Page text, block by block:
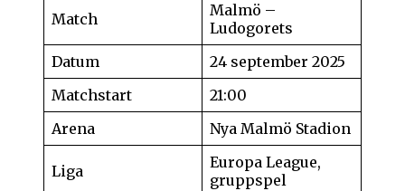
Match
Malmö –
Ludogorets
Datum
24 september 2025
Matchstart
21:00
Arena
Nya Malmö Stadion
Liga
Europa League,
gruppspel